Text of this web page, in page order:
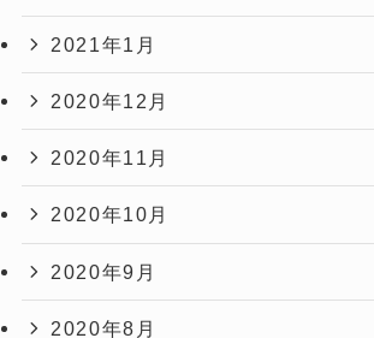
2021年1月
2020年12月
2020年11月
2020年10月
2020年9月
2020年8月